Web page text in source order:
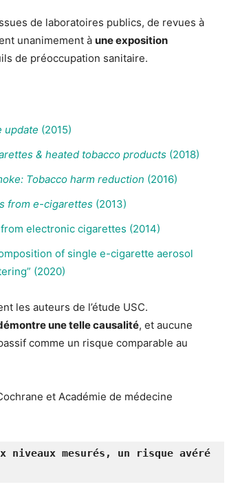
de laboratoires publics, de revues à
unanimement à une exposition
de préoccupation sanitaire.
update (2015)
& heated tobacco products (2018)
Tobacco harm reduction (2016)
from e-cigarettes (2013)
electronic cigarettes (2014)
of single e-cigarette aerosol
(2020)
les auteurs de l’étude USC.
une telle causalité, et aucune
comme un risque comparable au
et Académie de médecine
niveaux mesurés, un risque avéré